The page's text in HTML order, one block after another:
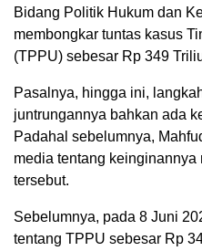
00:00
Bidang Politik Hukum dan
membongkar tuntas kasus
(TPPU) sebesar Rp 349
Pasalnya, hingga ini,
juntrungannya bahkan ada
Padahal sebelumnya,
media tentang
tersebut.
Sebelumnya, pada 8 Juni
tentang TPPU sebesar Rp